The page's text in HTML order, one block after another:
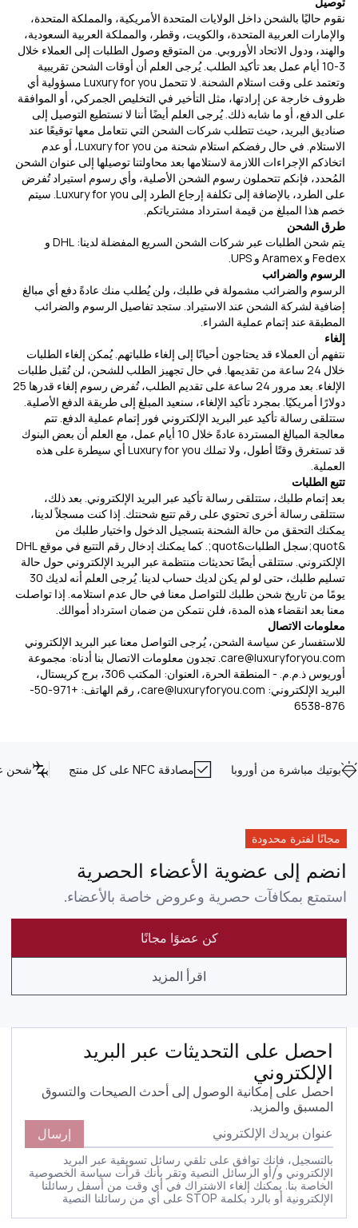
نقوم حاليًا بالشحن داخل الولايات المتحدة الأمريكية، والمملكة المتحدة،
والإمارات العربية المتحدة، والكويت، وقطر، والمملكة العربية السعودية،
والهند، ودول الاتحاد الأوروبي. من المتوقع وصول الطلبات إلى العملاء خلال
3-10 أيام عمل بعد تأكيد الطلب. يُرجى العلم أن أوقات الشحن تقريبية
وتعتمد على وقت استلام الشحنة. لا تتحمل Luxury for you مسؤولية أي
ظروف خارجة عن إرادتها، مثل التأخير في التخليص الجمركي، أو الموافقة
على الدفع، أو ما شابه ذلك. يُرجى العلم أيضًا أننا لا نستطيع التوصيل إلى
صناديق البريد، حيث تتطلب شركات الشحن التي نتعامل معها توقيعًا عند
الاستلام. في حال رفضكم استلام شحنة من Luxury for you، أو عدم
اتخاذكم الإجراءات اللازمة لاستلامها بعد محاولتنا توصيلها إلى عنوان الشحن
المُحدد، فإنكم تتحملون رسوم الشحن الأصلية، وأي رسوم استيراد تُفرض
على الطرد، بالإضافة إلى تكلفة إرجاع الطرد إلى Luxury for you. سيتم
خصم هذا المبلغ من قيمة استرداد مشترياتكم.
طرق الشحن
يتم شحن الطلبات عبر شركات الشحن السريع المفضلة لدينا: DHL و
Fedex و Aramex و UPS.
الرسوم والضرائب
الرسوم والضرائب مشمولة في طلبك، ولن يُطلب منك عادةً دفع أي مبالغ
إضافية لشركة الشحن عند الاستيراد. ستجد تفاصيل الرسوم والضرائب
المطبقة عند إتمام عملية الشراء.
إلغاء
نتفهم أن العملاء قد يحتاجون أحيانًا إلى إلغاء طلباتهم. يُمكن إلغاء الطلبات
خلال 24 ساعة من تقديمها. في حال تجهيز الطلب للشحن، لن تُقبل طلبات
الإلغاء. بعد مرور 24 ساعة على تقديم الطلب، تُفرض رسوم إلغاء قدرها 25
دولارًا أمريكيًا. بمجرد تأكيد الإلغاء، سنعيد المبلغ إلى طريقة الدفع الأصلية.
ستتلقى رسالة تأكيد عبر البريد الإلكتروني فور إتمام عملية الدفع. تتم
معالجة المبالغ المستردة عادةً خلال 10 أيام عمل، مع العلم أن بعض البنوك
قد تستغرق وقتًا أطول، ولا تملك Luxury for you أي سيطرة على هذه
العملية.
تتبع الطلبات
بعد إتمام طلبك، ستتلقى رسالة تأكيد عبر البريد الإلكتروني. بعد ذلك،
ستتلقى رسالة أخرى تحتوي على رقم تتبع شحنتك. إذا كنت مسجلاً لدينا،
يمكنك التحقق من حالة الشحنة بتسجيل الدخول واختيار طلبك من
&quot;سجل الطلبات&quot;. كما يمكنك إدخال رقم التتبع في موقع DHL
الإلكتروني. ستتلقى أيضًا تحديثات منتظمة عبر البريد الإلكتروني حول حالة
تسليم طلبك، حتى لو لم يكن لديك حساب لدينا. يُرجى العلم أنه لديك 30
يومًا من تاريخ شحن طلبك للتواصل معنا في حال عدم استلامه. إذا تواصلت
معنا بعد انقضاء هذه المدة، فلن نتمكن من ضمان استرداد أموالك.
معلومات الاتصال
للاستفسار عن سياسة الشحن، يُرجى التواصل معنا عبر البريد الإلكتروني
care@luxuryforyou.com. تجدون معلومات الاتصال بنا أدناه: مجموعة
أوريوس ذ.م.م. - المنطقة الحرة، العنوان: المكتب 306، برج كريستال،
البريد الإلكتروني: care@luxuryforyou.com
، رقم الهاتف: +971-50-
876-6538
بوتيك مباشرة من أوروبا مصادقة NFC على كل منتج شحن
مجانًا لفترة محدودة
انضم إلى عضوية الأعضاء الحصرية
استمتع بمكافآت حصرية وعروض خاصة بالأعضاء.
كن عضوًا مجانًا
اقرأ المزيد
احصل على التحديثات عبر البريد
الإلكتروني
احصل على إمكانية الوصول إلى أحدث الصيحات والتسوق
المسبق والمزيد.
إرسال
بالتسجيل، فإنك توافق على تلقي رسائل تسويقية عبر البريد
الإلكتروني و/أو الرسائل النصية وتقر بأنك قرأت سياسة الخصوصية
الخاصة بنا. يمكنك إلغاء الاشتراك في أي وقت من أسفل رسائلنا
الإلكترونية أو بالرد بكلمة STOP على أي من رسائلنا النصية